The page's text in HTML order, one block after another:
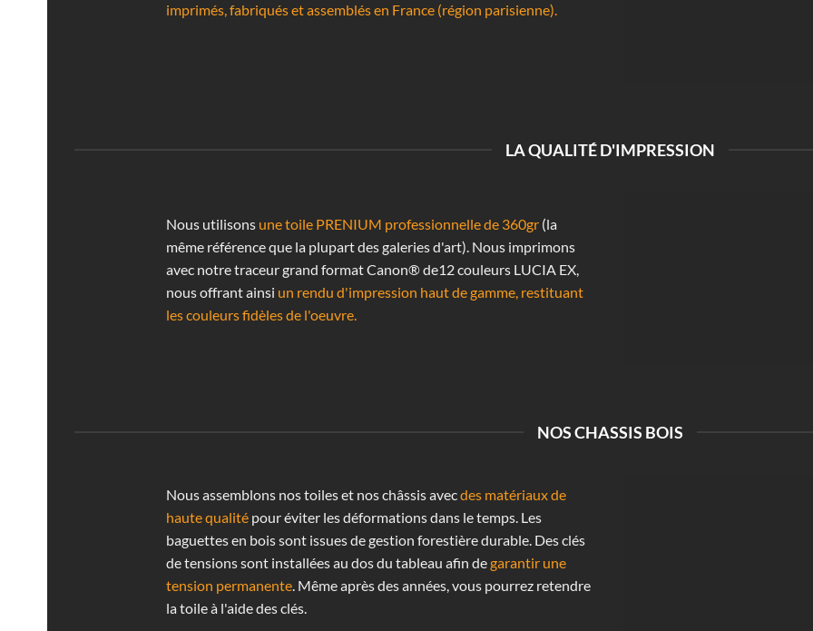
imprimés, fabriqués et assemblés en France (région parisienne).
LA QUALITÉ D'IMPRESSION
Nous utilisonsune toile PRENIUM professionnelle de 360gr(la
même référence que la plupart des galeries d'art). Nous imprimons
avec notre traceur grand format Canon® de12 couleurs LUCIA EX,
nous offrant ainsi un rendu d'impression haut de gamme, restituant
les couleurs fidèles de l'oeuvre.
NOS CHASSIS BOIS
Nous assemblons nos toiles et nos châssis avecdes matériaux de
haute qualitépour éviter les déformations dans le temps. Les
baguettes en bois sont issues de gestion forestière durable. Des clés
de tensions sont installées au dos du tableau afin degarantir une
tension permanente. Même après des années, vous pourrez retendre
la toile à l'aide des clés.